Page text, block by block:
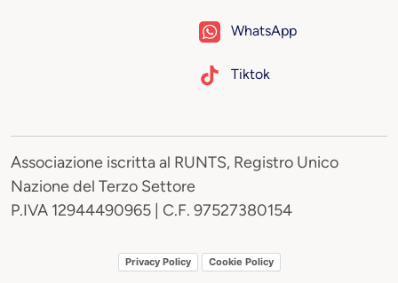
WhatsApp
Tiktok
Associazione iscritta al RUNTS, Registro Unico
Nazione del Terzo Settore
P.IVA 12944490965 | C.F. 97527380154
Privacy Policy Cookie Policy